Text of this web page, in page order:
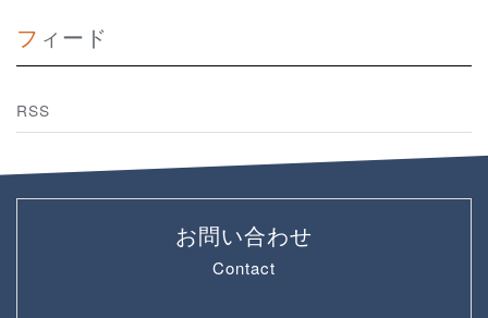
フィード
RSS
お問い合わせ
Contact